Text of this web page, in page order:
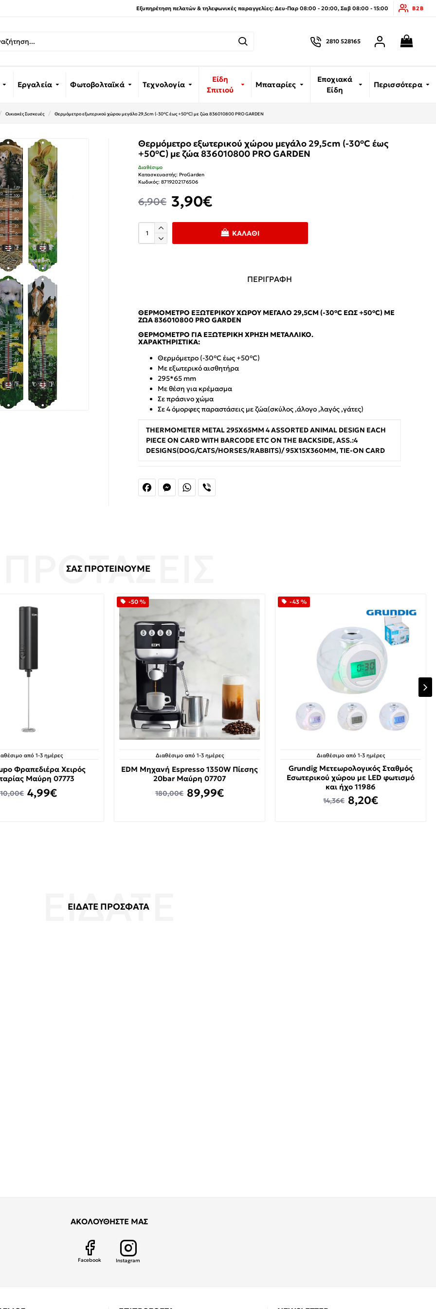
Εξυπηρέτηση πελατών & τηλεφωνικές παραγγελίες: Δευ-Παρ 08:00 - 20:00, Σαβ 08:00 - 15:00 B2B
2810 528165
Εργαλεία Φωτοβολταϊκά Τεχνολογία
Είδη
Σπιτιού
Μπαταρίες
Εποχιακά
Είδη
Περισσότερα
Οικιακές Συσκευές Θερμόμετρο εξωτερικού χώρου μεγάλο 29,5cm (-30°C έως +50°C) με ζώα 836010800 PRO GARDEN
Θερμόμετρο εξωτερικού χώρου μεγάλο 29,5cm (-30°C έως
+50°C) με ζώα 836010800 PRO GARDEN
3,90€
6,90€
Διαθέσιμο
Κατασκευαστής: ProGarden
Κωδικός: 8719202176506
ΚΑΛΆΘΙ
FacebookMessengerWhatsApp
ΠΕΡΙΓΡΑΦΗ
ΘΕΡΜΌΜΕΤΡΟ ΕΞΩΤΕΡΙΚΟΎ ΧΏΡΟΥ ΜΕΓΆΛΟ 29,5CM (-30°C ΈΩΣ +50°C) ΜΕ
ΖΏΑ 836010800 PRO GARDEN
ΘΕΡΜΌΜΕΤΡΟ ΓΙΑ ΕΞΩΤΕΡΙΚΉ ΧΡΉΣΗ ΜΕΤΑΛΛΙΚΌ.
ΧΑΡΑΚΤΗΡΙΣΤΙΚΆ:
Θερμόμετρο (-30°C έως +50°C)
Με εξωτερικό αισθητήρα
295*65 mm
Με θέση για κρέμασμα
Σε πράσινο χώμα
Σε 4 όμορφες παραστάσεις με ζώα(σκύλος ,άλογο ,λαγός ,γάτες)
THERMOMETER METAL 295X65MM 4 ASSORTED ANIMAL DESIGN EACH
PIECE ON CARD WITH BARCODE ETC ON THE BACKSIDE, ASS.:4
DESIGNS(DOG/CATS/HORSES/RABBITS)/ 95X15X360MM, TIE-ON CARD
ΣΑΣ ΠΡΟΤΕΙΝΟΥΜΕ
από 1-3 ημέρες
Φραπεδιέρα Χειρός
Μαύρη 07773
4,99€
10,00€
-50 %
Διαθέσιμο από 1-3 ημέρες
EDM Μηχανή Espresso 1350W Πίεσης
20bar Μαύρη 07707
89,99€
180,00€
-43 %
Διαθέσιμο από 1-3 ημέρες
Grundig Μετεωρολογικός Σταθμός
Εσωτερικού χώρου με LED φωτισμό
και ήχο 11986
8,20€
14,36€
ΕΙΔΑΤΕ ΠΡΟΣΦΑΤΑ
ΑΚΟΛΟΥΘΗΣΤΕ ΜΑΣ
Facebook Instagram